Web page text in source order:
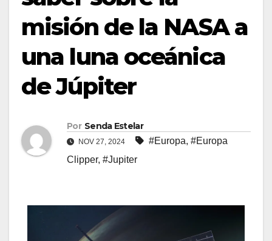
misión de la NASA a
una luna oceánica
de Júpiter
Por Senda Estelar
NOV 27, 2024 #Europa, #Europa
Clipper, #Jupiter